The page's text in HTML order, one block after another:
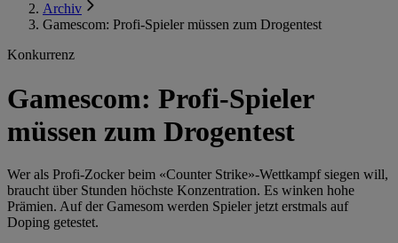
Archiv
Gamescom: Profi-Spieler müssen zum Drogentest
Konkurrenz
Gamescom: Profi-Spieler
müssen zum Drogentest
Wer als Profi-Zocker beim «Counter Strike»-Wettkampf siegen will,
braucht über Stunden höchste Konzentration. Es winken hohe
Prämien. Auf der Gamesom werden Spieler jetzt erstmals auf
Doping getestet.